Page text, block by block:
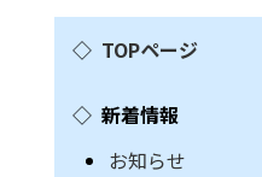
TOPページ
新着情報
お知らせ